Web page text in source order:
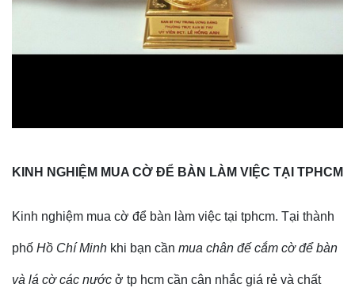
KINH NGHIỆM MUA CỜ ĐỂ BÀN LÀM VIỆC TẠI TPHCM
Kinh nghiệm mua cờ để bàn làm việc tại tphcm. Tại thành
phố Hồ Chí Minh khi bạn cần mua chân đế cắm cờ để bàn
và lá cờ các nước ở tp hcm cần cân nhắc giá rẻ và chất